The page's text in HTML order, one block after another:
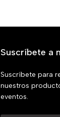
Suscríbete a
Suscríbete para
nuestros
eventos.